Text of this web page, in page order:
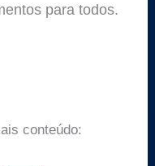
para todos.
conteúdo: